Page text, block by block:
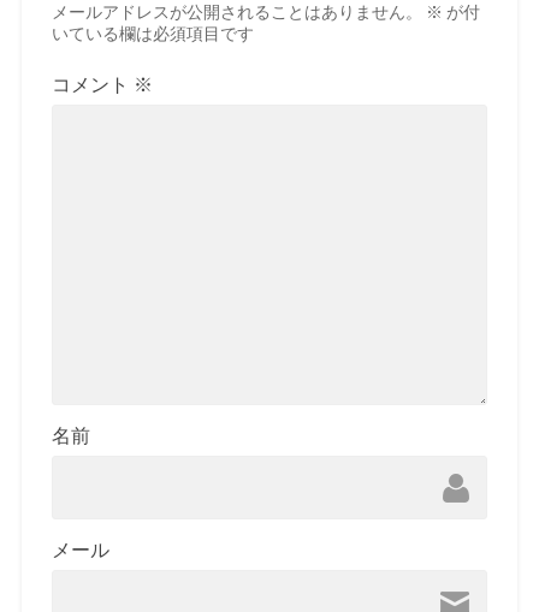
メールアドレスが公開されることはありません。 ※ が付
いている欄は必須項目です
コメント ※
名前
メール